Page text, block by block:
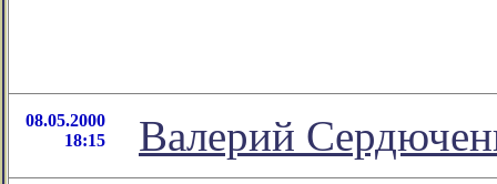
08.05.2000
18:15
Валерий